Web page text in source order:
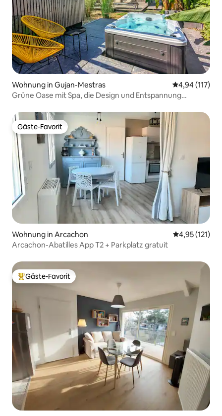
Wohnung in Gujan-Mestras
4,94 (117)
Grüne Oase mit Spa, die Design und Entspannung
Gäste-Favorit
Gäste-Favorit
Wohnung in Arcachon
4,95 (121)
Arcachon-Abatilles App T2 + Parkplatz gratuit
Beliebter Gäste-Favorit.
Gäste-Favorit